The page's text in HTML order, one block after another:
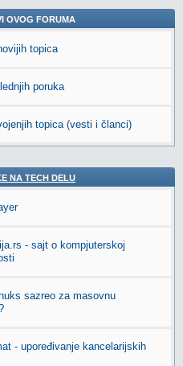
OVOG FORUMA
topica
poruka
topica (vesti i članci)
NA TECH DELU
- sajt o kompjuterskoj
sazreo za masovnu
- upoređivanje kancelarijskih